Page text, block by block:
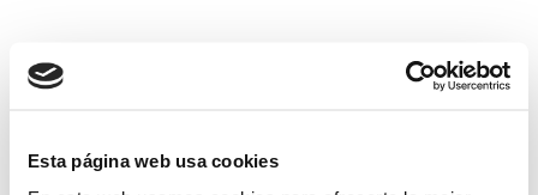
Esta página web usa cookies